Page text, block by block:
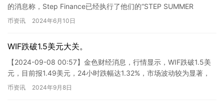
的消息称，Step Finance已经执行了他们的“STEP SUMMER
BURN”计划…
币资讯 2024年6月10日
WIF跌破1.5美元大关。
【2024-09-08 00:57】金色财经消息，行情显示，WIF跌破1.5美
元，目前报1.49美元，24小时跌幅达1.32%，市场波动较为显著，
建议做好风险控制。 ### 新闻分…
币资讯 2024年9月8日